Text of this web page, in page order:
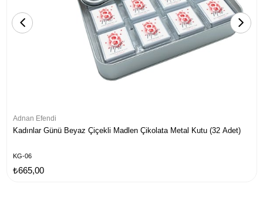
Adnan Efendi
Kadınlar Günü Beyaz Çiçekli Madlen Çikolata Metal Kutu (32 Adet)
KG-06
₺665,00